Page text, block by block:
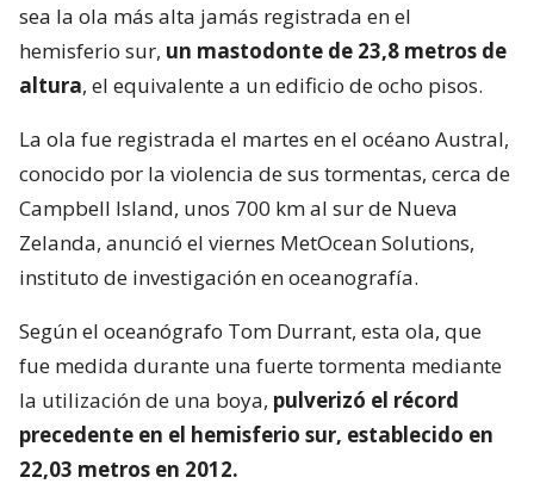
sea la ola más alta jamás registrada en el
hemisferio sur, un mastodonte de 23,8 metros de
altura, el equivalente a un edificio de ocho pisos.
La ola fue registrada el martes en el océano Austral,
conocido por la violencia de sus tormentas, cerca de
Campbell Island, unos 700 km al sur de Nueva
Zelanda, anunció el viernes MetOcean Solutions,
instituto de investigación en oceanografía.
Según el oceanógrafo Tom Durrant, esta ola, que
fue medida durante una fuerte tormenta mediante
la utilización de una boya, pulverizó el récord
precedente en el hemisferio sur, establecido en
22,03 metros en 2012.